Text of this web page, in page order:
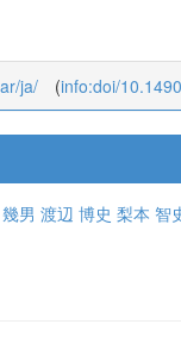
ja/ (info:doi/
男 渡辺 博史 梨本 智